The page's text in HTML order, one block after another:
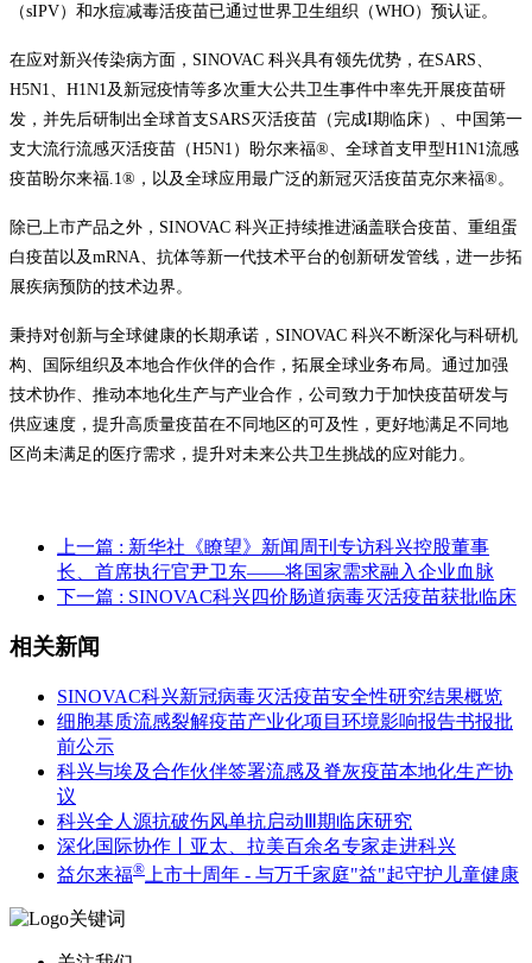
（sIPV）和水痘减毒活疫苗已通过世界卫生组织（WHO）预认证。
在应对新兴传染病方面，SINOVAC 科兴具有领先优势，在SARS、
H5N1、H1N1及新冠疫情等多次重大公共卫生事件中率先开展疫苗研
发，并先后研制出全球首支SARS灭活疫苗（完成I期临床）、中国第一
支大流行流感灭活疫苗（H5N1）盼尔来福®、全球首支甲型H1N1流感
疫苗盼尔来福.1®，以及全球应用最广泛的新冠灭活疫苗克尔来福®。
除已上市产品之外，SINOVAC 科兴正持续推进涵盖联合疫苗、重组蛋
白疫苗以及mRNA、抗体等新一代技术平台的创新研发管线，进一步拓
展疾病预防的技术边界。
秉持对创新与全球健康的长期承诺，SINOVAC 科兴不断深化与科研机
构、国际组织及本地合作伙伴的合作，拓展全球业务布局。通过加强
技术协作、推动本地化生产与产业合作，公司致力于加快疫苗研发与
供应速度，提升高质量疫苗在不同地区的可及性，更好地满足不同地
区尚未满足的医疗需求，提升对未来公共卫生挑战的应对能力。
上一篇 : 新华社《瞭望》新闻周刊专访科兴控股董事
长、首席执行官尹卫东——将国家需求融入企业血脉
下一篇 : SINOVAC科兴四价肠道病毒灭活疫苗获批临床
相关新闻
SINOVAC科兴新冠病毒灭活疫苗安全性研究结果概览
细胞基质流感裂解疫苗产业化项目环境影响报告书报批
前公示
科兴与埃及合作伙伴签署流感及脊灰疫苗本地化生产协
议
科兴全人源抗破伤风单抗启动Ⅲ期临床研究
深化国际协作丨亚太、拉美百余名专家走进科兴
益尔来福® 上市十周年 - 与万千家庭"益"起守护儿童健康